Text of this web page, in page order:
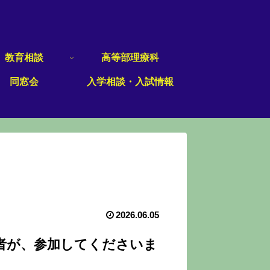
教育相談 高等部理療科
同窓会 入学相談・入試情報
2026.06.05
が、参加してくださいま